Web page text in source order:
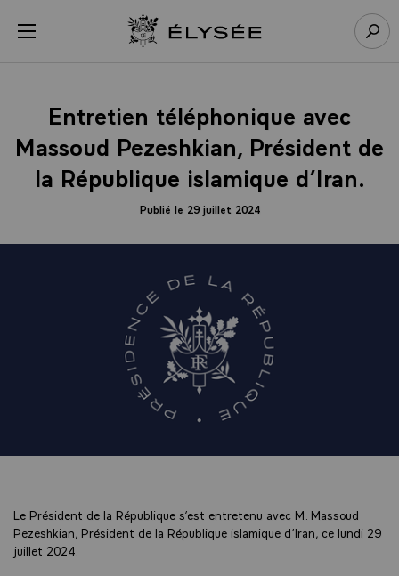
menu Retour à l’accueil Élysée
Entretien téléphonique avec
Massoud Pezeshkian, Président de
la République islamique d’Iran.
Publié le 29 juillet 2024
Le Président de la République s’est entretenu avec M. Massoud
Pezeshkian, Président de la République islamique d’Iran, ce lundi 29
juillet 2024.
Panneau de gestion des cookies